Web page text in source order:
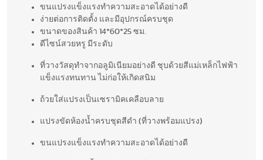
ขนแปรงแข็งแรงทำความสะอาดได้อย่างดี
ง่ายต่อการติดตั้ง และมีอุปกรณ์ครบชุด
ขนาดของสินค้า 14*60*25 ซม.
ดีไซน์สวยหรู มีระดับ
ที่วางวัสดุทำจากอลูมิเนียมอย่างดี ชุบด้วยสีแม่เหล็กไฟฟ้า
แข็งแรงทนทาน ไม่ก่อให้เกิดสนิม
ถ้วยใส่แปรงเป็นเซรามิคเคลือบลาย
แปรงขัดห้องน้ำครบชุดสีดำ (ที่วางพร้อมแปรง)
ขนแปรงแข็งแรงทำความสะอาดได้อย่างดี